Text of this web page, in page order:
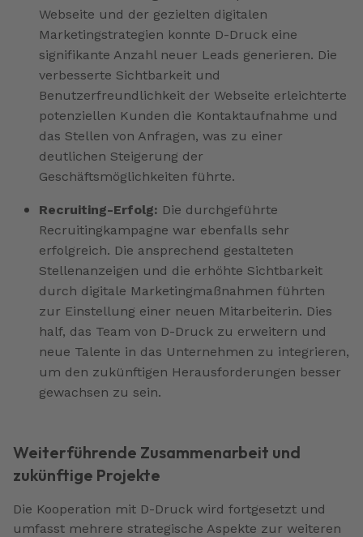
Webseite und der gezielten digitalen
Marketingstrategien konnte D-Druck eine
signifikante Anzahl neuer Leads generieren. Die
verbesserte Sichtbarkeit und
Benutzerfreundlichkeit der Webseite erleichterte
potenziellen Kunden die Kontaktaufnahme und
das Stellen von Anfragen, was zu einer
deutlichen Steigerung der
Geschäftsmöglichkeiten führte.
Recruiting-Erfolg: Die durchgeführte
Recruitingkampagne war ebenfalls sehr
erfolgreich. Die ansprechend gestalteten
Stellenanzeigen und die erhöhte Sichtbarkeit
durch digitale Marketingmaßnahmen führten
zur Einstellung einer neuen Mitarbeiterin. Dies
half, das Team von D-Druck zu erweitern und
neue Talente in das Unternehmen zu integrieren,
um den zukünftigen Herausforderungen besser
gewachsen zu sein.
Weiterführende Zusammenarbeit und
zukünftige Projekte
Die Kooperation mit D-Druck wird fortgesetzt und
umfasst mehrere strategische Aspekte zur weiteren